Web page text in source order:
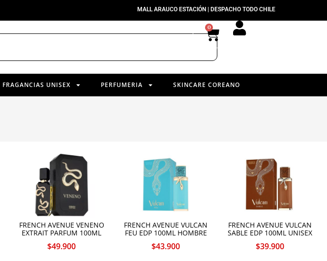
MALL ARAUCO ESTACIÓN | DESPACHO TODO CHILE
0
FRAGANCIAS UNISEX PERFUMERIA SKINCARE COREANO
FRENCH AVENUE VENENO
EXTRAIT PARFUM 100ML
$49.900
FRENCH AVENUE VULCAN
FEU EDP 100ML HOMBRE
$43.900
FRENCH AVENUE VULCAN
SABLE EDP 100ML UNISEX
$39.900